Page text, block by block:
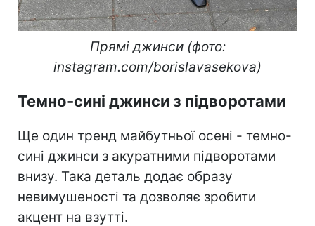
Прямі джинси (фото:
instagram.com/borislavasekova)
Темно-сині джинси з підворотами
Ще один тренд майбутньої осені - темно-
сині джинси з акуратними підворотами
внизу. Така деталь додає образу
невимушеності та дозволяє зробити
акцент на взутті.